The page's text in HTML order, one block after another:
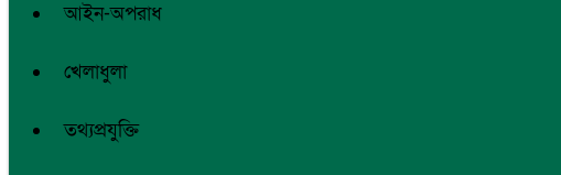
আইন-অপরাধ
খেলাধুলা
তথ্যপ্রযুক্তি